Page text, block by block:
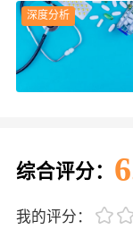
深度分析
综合评分：
我的评分：